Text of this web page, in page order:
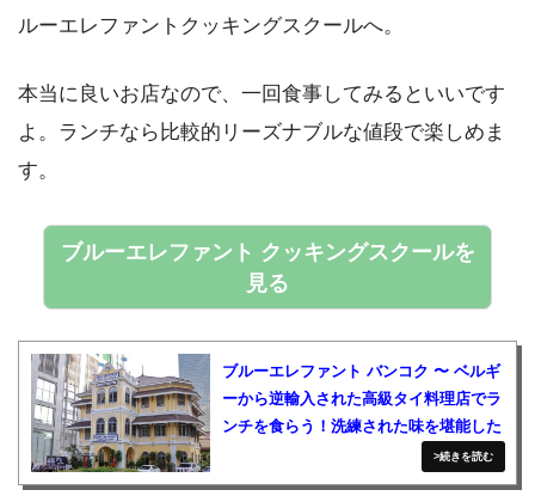
ルーエレファントクッキングスクールへ。
本当に良いお店なので、一回食事してみるといいです
よ。ランチなら比較的リーズナブルな値段で楽しめま
す。
ブルーエレファント クッキングスクールを
見る
ブルーエレファント バンコク 〜 ベルギ
ーから逆輸入された高級タイ料理店でラ
ンチを食らう！洗練された味を堪能した